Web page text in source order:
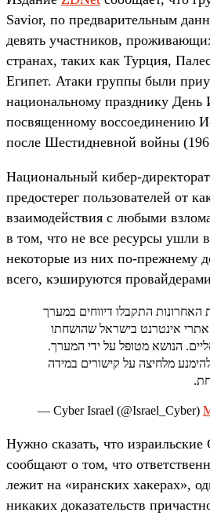
Savior, по предварительным
девять участников,
странах, таких как Турция,
Египет. Атаки группы были
национальному празднику День
посвященному воссоединению
после Шестидневной войны
Национальный кибер-
предостерег пользователей от
взаимодействия с любыми
в том, что не все ресурсы
некоторые из них по-прежнему
всего, кэшируются
האחרונות התקבלו דיווחים במערך
אתרי אינטרנט בישראל שהושחתו
הנושא מטופל על ידי המערך.
מלחיצה על קישורים במידה
— Cyber Israel (@Israel_Cyber)
Нужно сказать, что
сообщают о том, что
лежит на «иранских хакерах»,
никаких доказательств